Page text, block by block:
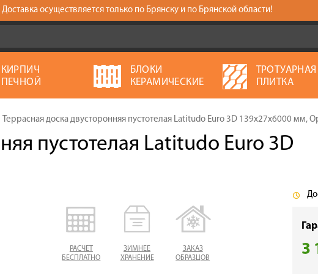
Доставка осуществляется только по Брянску и по Брянской области!
КИРПИЧ
ПЕЧНОЙ
БЛОКИ
КЕРАМИЧЕСКИЕ
ТРОТУАРНАЯ
ПЛИТКА
Террасная доска двусторонняя пустотелая Latitudo Euro 3D 139х27х6000 мм,
пустотелая Latitudo Euro 3D
РАСЧЕТ
БЕСПЛАТНО
ЗИМНЕЕ
ХРАНЕНИЕ
ЗАКАЗ
ОБРАЗЦОВ
3